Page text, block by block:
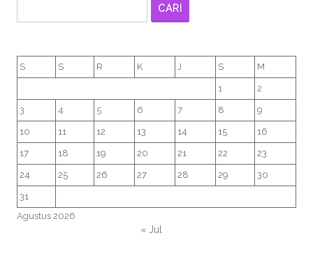
CARI
Agustus 2026
S S R K J S M
1 2
3 4 5 6 7 8 9
10 11 12 13 14 15 16
17 18 19 20 21 22 23
24 25 26 27 28 29 30
31
« Jul